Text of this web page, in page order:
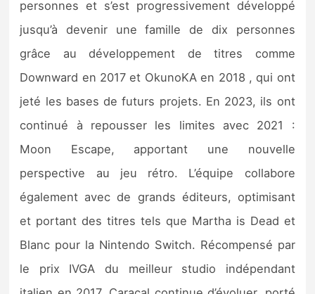
personnes et s’est progressivement développé
jusqu’à devenir une famille de dix personnes
grâce au développement de titres comme
Downward en 2017 et OkunoKA en 2018 , qui ont
jeté les bases de futurs projets. En 2023, ils ont
continué à repousser les limites avec 2021 :
Moon Escape, apportant une nouvelle
perspective au jeu rétro. L’équipe collabore
également avec de grands éditeurs, optimisant
et portant des titres tels que Martha is Dead et
Blanc pour la Nintendo Switch. Récompensé par
le prix IVGA du meilleur studio indépendant